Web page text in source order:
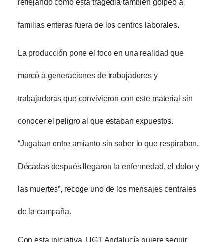
reflejando cómo esta tragedia también golpeó a
familias enteras fuera de los centros laborales.
La producción pone el foco en una realidad que
marcó a generaciones de trabajadores y
trabajadoras que convivieron con este material sin
conocer el peligro al que estaban expuestos.
“Jugaban entre amianto sin saber lo que respiraban.
Décadas después llegaron la enfermedad, el dolor y
las muertes”, recoge uno de los mensajes centrales
de la campaña.
Con esta iniciativa, UGT Andalucía quiere seguir